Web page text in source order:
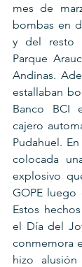
mes de
bombas en
y del resto
Parque
Andinas.​
estallaban
Banco BCI
cajero
Pudahuel.
colocada
explosivo
GOPE luego
Estos
el Día del
conmemora
hizo